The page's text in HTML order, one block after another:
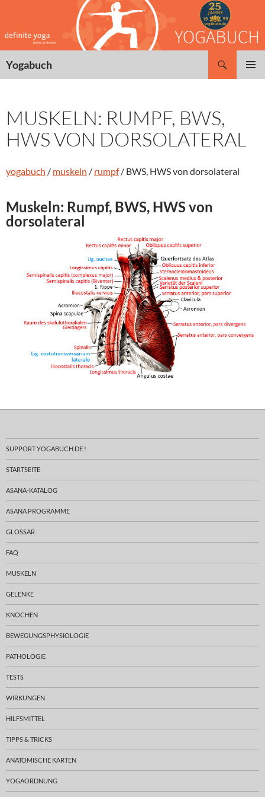
springen
Yogabuch
MUSKELN: RUMPF, BWS,
HWS VON DORSOLATERAL
yogabuch / muskeln / rumpf/ BWS, HWS von dorsolateral
Muskeln: Rumpf, BWS, HWS von
dorsolateral
SUPPORT YOGABUCH.DE !
STARTSEITE
ASANA-KATALOG
ASANA PROGRAMME
GLOSSAR
FAQ
MUSKELN
GELENKE
KNOCHEN
BEWEGUNGSPHYSIOLOGIE
PATHOLOGIE
TESTS
WIRKUNGEN
HILFSMITTEL
TIPPS & TRICKS
ANATOMISCHE KARTEN
YOGAORDNUNG